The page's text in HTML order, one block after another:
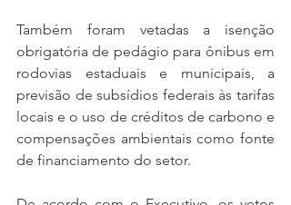
Também foram vetadas a isenção
obrigatória de pedágio para ônibus em
rodovias estaduais e municipais, a
previsão de subsídios federais às tarifas
locais e o uso de créditos de carbono e
compensações ambientais como fonte
de financiamento do setor.